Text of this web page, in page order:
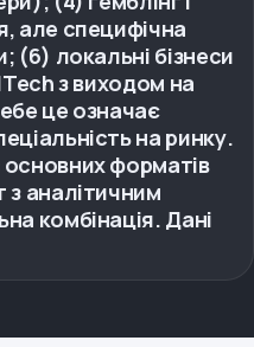
але специфічна
локальні бізнеси
з виходом на
це означає
на ринку.
форматів
з аналітичним
комбінація. Дані